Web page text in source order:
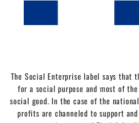
The Social Enterprise label says that
for a social purpose and most of
social good. In the case of the
profits are channeled to support